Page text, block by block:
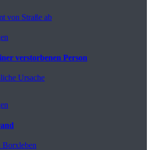
von Straße ab
verstorbenen Person
Ursache
Borxleben